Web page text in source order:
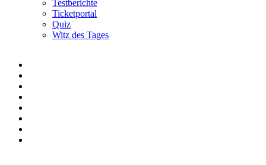
Testberichte
Ticketportal
Quiz
Witz des Tages